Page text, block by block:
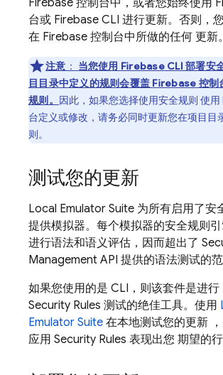
Firebase 控制台中，或者您始终使用
台或 Firebase CLI 进行更新。否则，
在 Firebase 控制台中所做的任何 更新。
注意 ： 当您使用 FirebaseCLI 部署安
目目录中定义的规则会覆盖 Firebase 控制
规则。 因此，如果您选择使用安全规则 使用
台定义或修改，请务必同时更新您在项目目
则。
测试您的更新
Local Emulator Suite 为所有启用了安
提供模拟器。每个模拟器的安全规则
进行语法和语义评估，因而超出了
Management API 提供的语法测试的范
如果您使用的是 CLI，则该套件是进行
Security Rules 测试的绝佳工具。使用
Emulator Suite 在本地测试您的更新
应用 Security Rules 表现出您 期望的行